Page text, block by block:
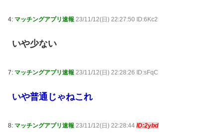
4: マッチングアプリ速報 23/11/12(日) 22:27:50 ID:6Kc2
いや少ない
7: マッチングアプリ速報 23/11/12(日) 22:28:26 ID:sFqC
いや普通じゃねこれ
8: マッチングアプリ速報 23/11/12(日) 22:28:44 ID:2ybd